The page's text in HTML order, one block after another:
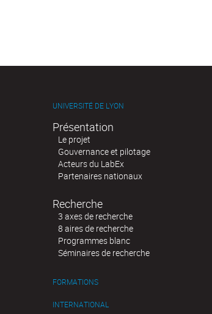
UNIVERSITÉ DE LYON
Présentation
Le projet
Gouvernance et pilotage
Acteurs du LabEx
Partenaires nationaux
Recherche
3 axes de recherche
8 aires de recherche
Programmes blanc
Séminaires de recherche
FORMATIONS
INTERNATIONAL